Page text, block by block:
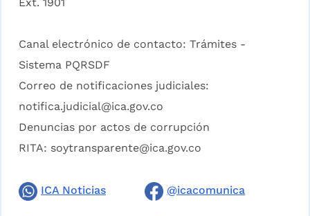
Canal electrónico de contacto: Trámites -
Sistema PQRSDF
Correo de notificaciones judiciales:
notifica.judicial@ica.gov.co
Denuncias por actos de corrupción
RITA: soytransparente@ica.gov.co
ICA Noticias @icacomunica